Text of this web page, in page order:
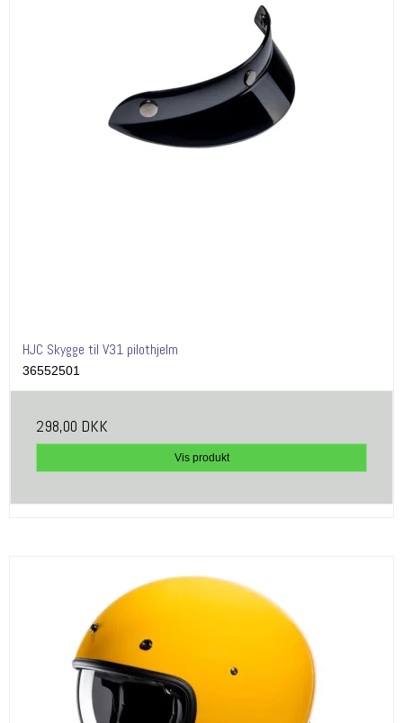
HJC Skygge til V31 pilothjelm
36552501
298,00 DKK
Vis produkt